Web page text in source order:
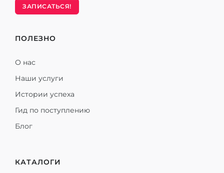
ЗАПИСАТЬСЯ!
ПОЛЕЗНО
О нас
Наши услуги
Истории успеха
Гид по поступлению
Блог
КАТАЛОГИ